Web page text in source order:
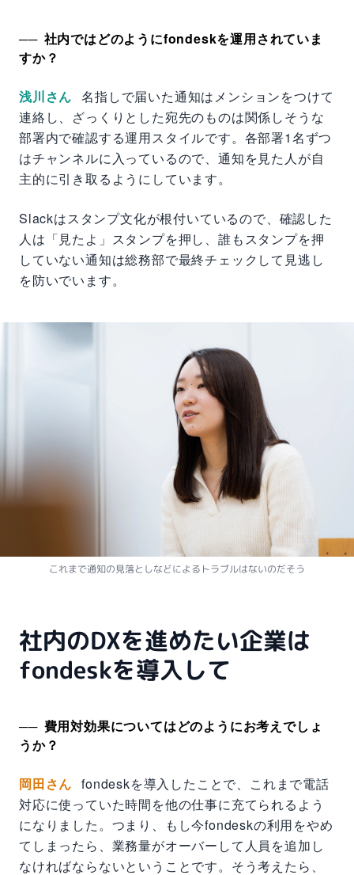
社内ではどのようにfondeskを運用されていま
すか？
浅川さん 名指しで届いた通知はメンションをつけて
連絡し、ざっくりとした宛先のものは関係しそうな
部署内で確認する運用スタイルです。各部署1名ずつ
はチャンネルに入っているので、通知を見た人が自
主的に引き取るようにしています。
Slackはスタンプ文化が根付いているので、確認した
人は「見たよ」スタンプを押し、誰もスタンプを押
していない通知は総務部で最終チェックして見逃し
を防いでいます。
これまで通知の見落としなどによるトラブルはないのだそう
社内のDXを進めたい企業は
fondeskを導入して
費用対効果についてはどのようにお考えでしょ
うか？
岡田さん fondeskを導入したことで、これまで電話
対応に使っていた時間を他の仕事に充てられるよう
になりました。つまり、もし今fondeskの利用をやめ
てしまったら、業務量がオーバーして人員を追加し
なければならないということです。そう考えたら、